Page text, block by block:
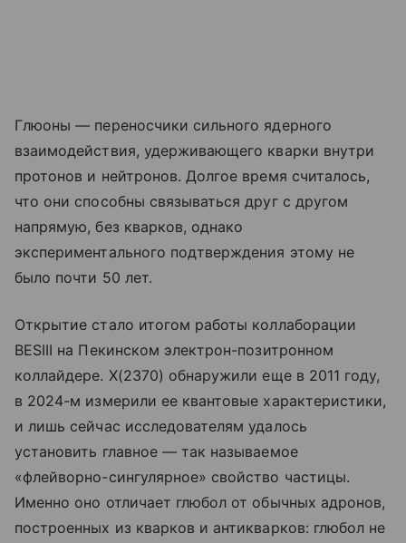
Глюоны — переносчики сильного ядерного
взаимодействия, удерживающего кварки внутри
протонов и нейтронов. Долгое время считалось,
что они способны связываться друг с другом
напрямую, без кварков, однако
экспериментального подтверждения этому не
было почти 50 лет.
Открытие стало итогом работы коллаборации
BESIII на Пекинском электрон-позитронном
коллайдере. X(2370) обнаружили еще в 2011 году,
в 2024-м измерили ее квантовые характеристики,
и лишь сейчас исследователям удалось
установить главное — так называемое
«флейворно-сингулярное» свойство частицы.
Именно оно отличает глюбол от обычных адронов,
построенных из кварков и антикварков: глюбол не